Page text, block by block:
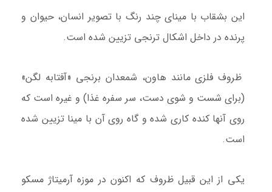
این بشقاب با مینای چند رنگ با تصویر انسان، حیوان و
پرنده در داخل اشکال ترنجی تزیین شده است.
ظروف فلزی مانند هاون، شمعدان برنجی «آفتابه لگن»
(برای شست و شوی دست، سر سفره غذا) و غیره است که
روی آنها کنده کاری شده و گاه روی آن با مینا تزیین شده
است.
یکی از این قبیل ظروف که اکنون در موزه آرمیتاژ مسکو